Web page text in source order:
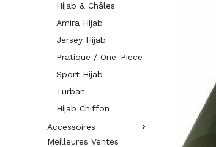
Hijab & Châles
Amira Hijab
Jersey Hijab
Pratique / One-Piece
Sport Hijab
Turban
Hijab Chiffon
Accessoires
Meilleures Ventes